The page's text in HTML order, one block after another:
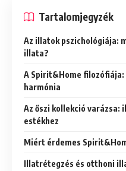
Tartalomjegyzék
Az illatok pszichológiája:
illata?
A Spirit&Home
harmónia
Az őszi kollekció
estékhez
Miért érdemes
Illatrétegzés és otthoni